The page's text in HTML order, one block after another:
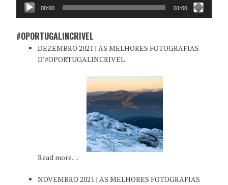
00:00 01:00
#OPORTUGALINCRIVEL
DEZEMBRO 2021 | AS MELHORES FOTOGRAFIAS
D’#OPORTUGALINCRIVEL
Read more…
NOVEMBRO 2021 | AS MELHORES FOTOGRAFIAS